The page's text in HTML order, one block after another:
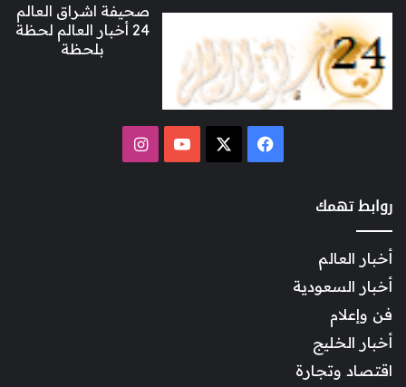
صحيفة اشراق العالم
24 أخبار العالم لحظة
بلحظة
فيسبوك ‫YouTubeانستقرام
روابط تهمك
أخبار العالم
أخبار السعودية
فن وإعلام
أخبار الخليج
اقتصاد وتجارة